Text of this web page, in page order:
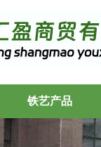
铁艺产品